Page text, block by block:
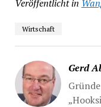
Veröffentlicht in
Wirtschaft
Gerd